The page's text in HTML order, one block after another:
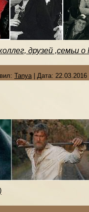
друзей ,семьи
Tanya| Дата: 22.03.2016